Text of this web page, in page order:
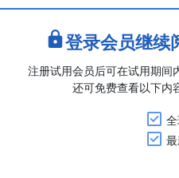
登录会员继续
注册试用会员后可在试用期间
还可免费查看以下内